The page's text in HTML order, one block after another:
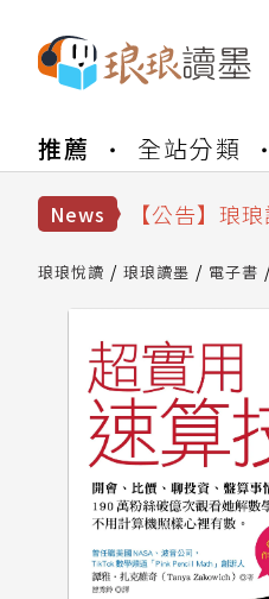
推薦 全站分類
News
【公告】因
【公告】琅
【公告】琅琅
【公告】因
琅琅悅讀 琅琅讀墨 電子書